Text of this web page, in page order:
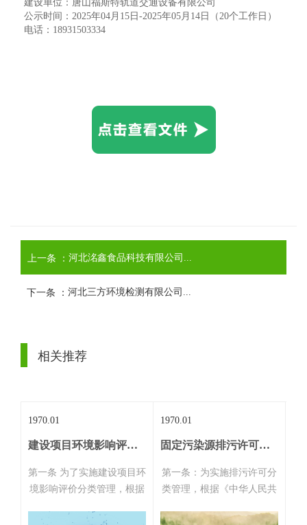
建设单位：唐山福斯特轨道交通设备有限公司
公示时间：2025年04月15日-2025年05月14日（20个工作日）
电话：18931503334
上一条 ： 河北洺鑫食品科技有限公司...
下一条 ： 河北三方环境检测有限公司...
相关推荐
1970.01
建设项目环境影响评价分类管理名录
第一条 为了实施建设项目环
境影响评价分类管理，根据
评价法》的有关规定，制定
1970.01
固定污染源排污许可分类管理名录
第一条：为实施排污许可分
类管理，根据《中华人民共
律法规和《国务院办公厅关